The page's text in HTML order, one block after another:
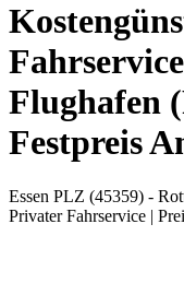
Flughafen
Festpreis
Essen PLZ (45359) -
Privater Fahrservice |